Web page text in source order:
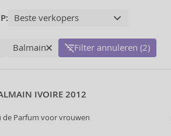
Balmain Filter annuleren (2)
IVOIRE 2012
de Parfum voor vrouwen